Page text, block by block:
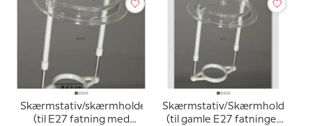
Skærmstativ/skærmholder
(til E27 fatning med
Skærmstativ/Skærmholder
(til gamle E27 fatninger